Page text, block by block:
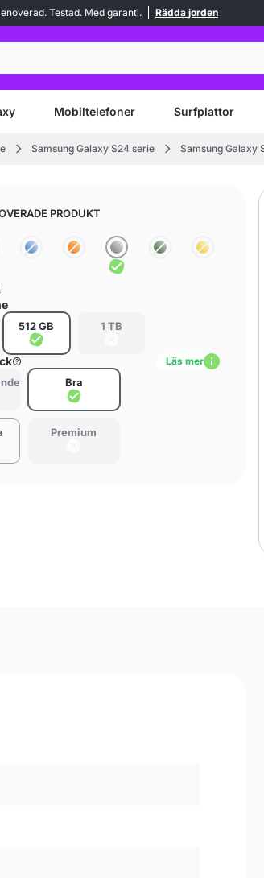
Testad. Med garanti. Rädda jorden
Mobiltelefoner Surfplattor
Samsung Galaxy S24 serie Samsung Galaxy
PRODUKT
512 GB 1 TB
Läs mer
Bra
Premium